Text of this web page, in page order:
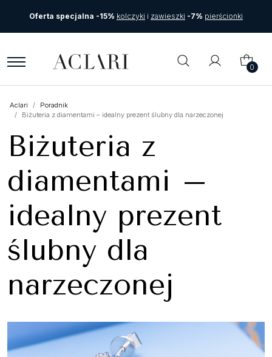
Oferta specjalna -15% kolczyki i zawieszki -7% pierścionki
0
Aclari
Poradnik
Biżuteria z diamentami – idealny prezent ślubny dla narzeczonej
Biżuteria z
diamentami –
idealny prezent
ślubny dla
narzeczonej